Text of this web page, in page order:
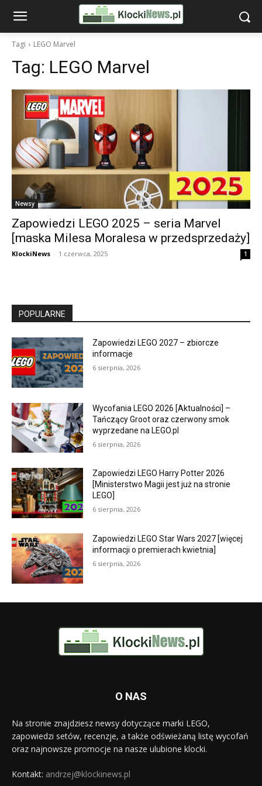
Tagi LEGO Marvel
Tag: LEGO Marvel
Newsy
Zapowiedzi LEGO 2025 – seria Marvel
[maska Milesa Moralesa w przedsprzedaży]
KlockiNews - 1 czerwca, 2025 1
POPULARNE
Zapowiedzi LEGO 2027 – zbiorcze
informacje
6 sierpnia, 2026
Wycofania LEGO 2026 [Aktualności] –
Tańczący Groot oraz czerwony smok
wyprzedane na LEGO.pl
6 sierpnia, 2026
Zapowiedzi LEGO Harry Potter 2026
[Ministerstwo Magii jest już na stronie
LEGO]
6 sierpnia, 2026
Zapowiedzi LEGO Star Wars 2027 [więcej
informacji o premierach kwietnia]
6 sierpnia, 2026
O NAS
Na stronie znajdziesz newsy dotyczące marki LEGO,
zapowiedzi setów, recenzje, a także odświeżaną listę wycofań
oraz najnowsze promocje na nasze ulubione klocki.
Kontakt: andrzej@klockinews.pl